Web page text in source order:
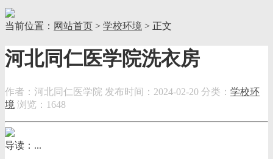
当前位置： 网站首页 > 学校环境 > 正文
河北同仁医学院洗衣房
作者：河北同仁医学院 发布时间：2024-02-20 分类： 学校环
境 浏览：1648
导读：...